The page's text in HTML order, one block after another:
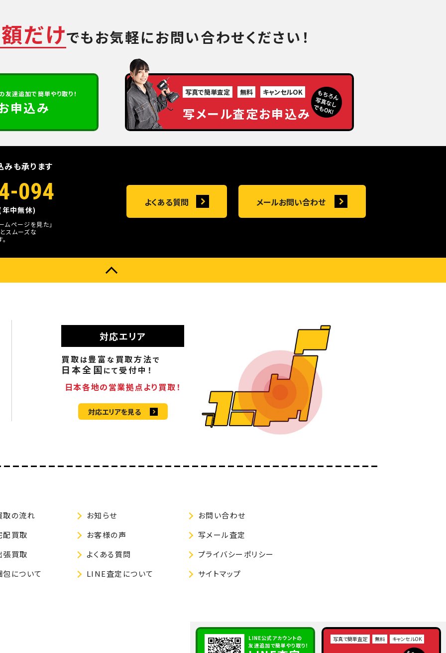
だけでもお気軽にお問い合わせください！
友達追加で簡単やり取り！
申込み
写真で簡単査定 無料 キャンセルOK
写メール査定お申込み
も承ります
094
中無休)
ムページを見た」
スムーズな
よくある質問 メールお問い合わせ
LINE公式アカウントの
友達追加で簡単やり取り！
写真で簡単査定 無料 キャンセルOK
対応エリア
買取 は豊富 な 買取方法で
日本全国 にて 受付中！
日本各地の営業拠点より買取！
対応エリアを見る
取の流れ
配買取
張買取
包について
お知らせ
お客様の声
よくある質問
LINE査定について
お問い合わせ
写メール査定
プライバシーポリシー
サイトマップ